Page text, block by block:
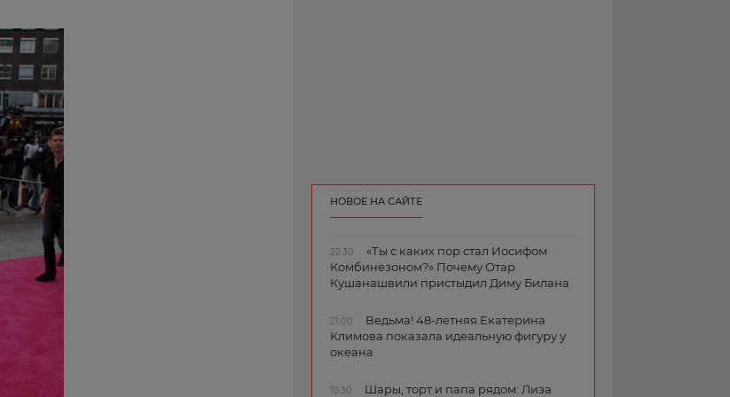
НОВОЕ НА САЙТЕ
22:30
«Ты с каких пор стал Иосифом
Комбинезоном?» Почему Отар
Кушанашвили пристыдил Диму Билана
21:00
Ведьма! 48-летняя Екатерина
Климова показала идеальную фигуру у
океана
19:30 Шары, торт и папа рядом: Лиза